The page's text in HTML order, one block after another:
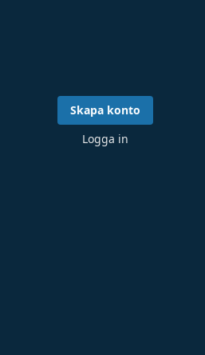
Skapa konto
Logga in